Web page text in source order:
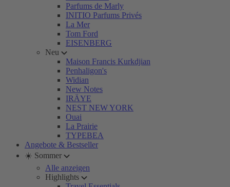
Parfums de Marly
INITIO Parfums Privés
La Mer
Tom Ford
EISENBERG
Neu
Maison Francis Kurkdjian
Penhaligon's
Widian
New Notes
IRÄYE
NEST NEW YORK
Ouai
La Prairie
TYPEBEA
Angebote & Bestseller
☀️ Sommer
Alle anzeigen
Highlights